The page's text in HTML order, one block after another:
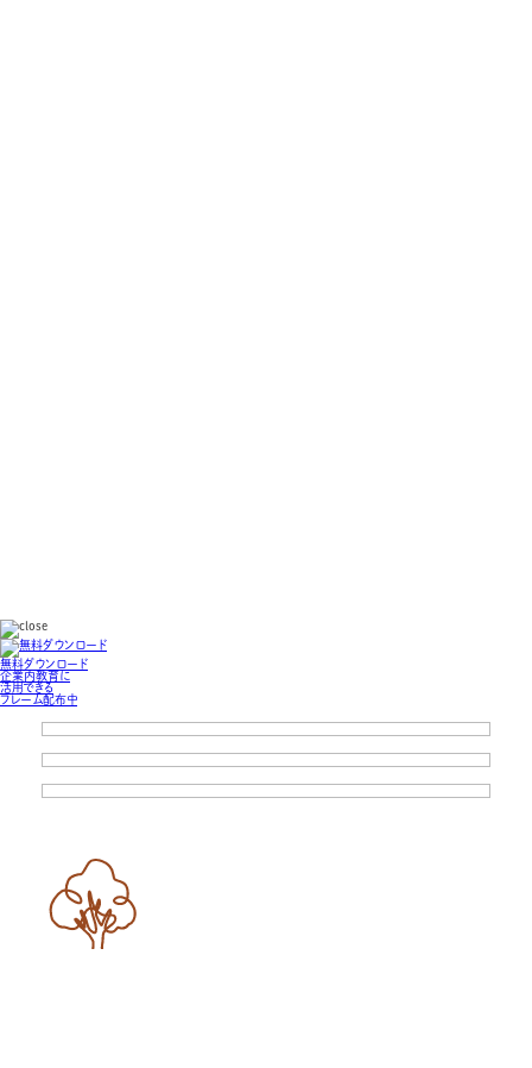
無料ダウンロード
企業内教育に
活用できる
フレーム配布中